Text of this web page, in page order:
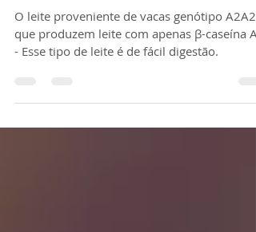
A2A2?
O leite proveniente de vacas genótipo A2A2,
que produzem leite com apenas β-caseína A2